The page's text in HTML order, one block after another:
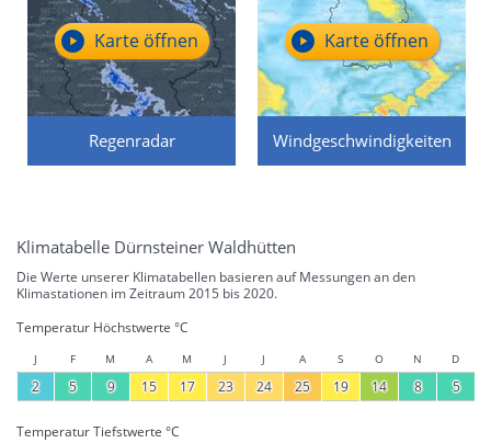
Regenradar
Karte öffnen
Windgeschwindigkeiten
Karte öffnen
Klimatabelle Dürnsteiner Waldhütten
Die Werte unserer Klimatabellen basieren auf Messungen an den
Klimastationen im Zeitraum 2015 bis 2020.
Temperatur Höchstwerte °C
J F M A M J J A S O N D
2 5 9 15 17 23 24 25 19 14 8 5
Temperatur Tiefstwerte °C